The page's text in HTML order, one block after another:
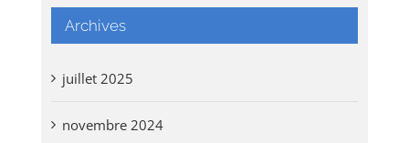
Archives
juillet 2025
novembre 2024